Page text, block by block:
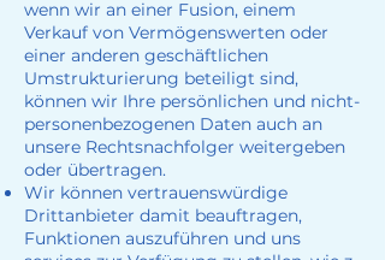
wenn wir an einer Fusion, einem
Verkauf von Vermögenswerten oder
einer anderen geschäftlichen
Umstrukturierung beteiligt sind,
können wir Ihre persönlichen und nicht-
personenbezogenen Daten auch an
unsere Rechtsnachfolger weitergeben
oder übertragen.
Wir können vertrauenswürdige
Drittanbieter damit beauftragen,
Funktionen auszuführen und uns